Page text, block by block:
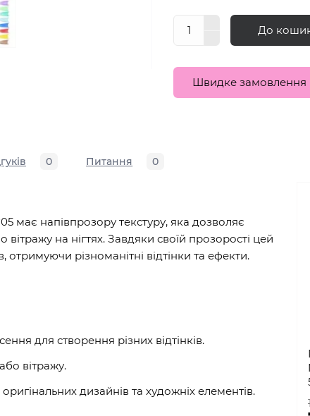
До
Швидке замовлення
0 Питання 0
має напівпрозору текстуру, яка дозволяє
на нігтях. Завдяки своїй прозорості цей
різноманітні відтінки та ефекти.
для створення різних відтінків.
вітражу.
дизайнів та художніх елементів.